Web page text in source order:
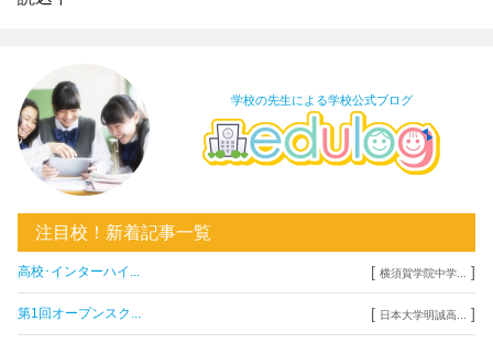
学校の先生による学校公式ブログ
注目校！新着記事一覧
高校･インターハイ... [ 横須賀学院中学... ]
第1回オープンスク... [ 日本大学明誠高... ]